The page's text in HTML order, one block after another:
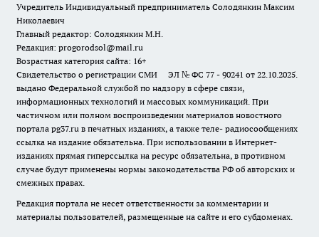
Учредитель Индивидуальный предприниматель Солодянкин Максим
Николаевич
Главный редактор: Солодянкин М.Н.
Редакция: progorodsol@mail.ru
Возрастная категория сайта: 16+
Свидетельство о регистрации СМИ ЭЛ № ФС 77 - 90241 от 22.10.2025.
выдано Федеральной службой по надзору в сфере связи,
информационных технологий и массовых коммуникаций. При
частичном или полном воспроизведении материалов новостного
портала pg37.ru в печатных изданиях, а также теле- радиосообщениях
ссылка на издание обязательна. При использовании в Интернет-
изданиях прямая гиперссылка на ресурс обязательна, в противном
случае будут применены нормы законодательства РФ об авторских и
смежных правах.
Редакция портала не несет ответственности за комментарии и
материалы пользователей, размещенные на сайте и его субдоменах.